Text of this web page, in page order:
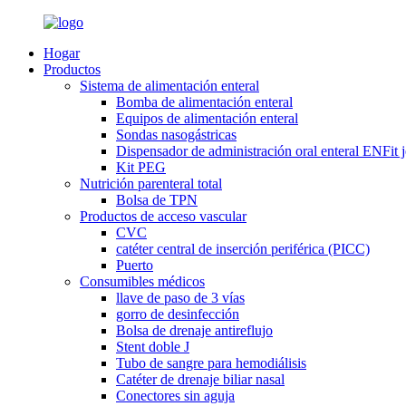
Hogar
Productos
Sistema de alimentación enteral
Bomba de alimentación enteral
Equipos de alimentación enteral
Sondas nasogástricas
Dispensador de administración oral enteral ENFit
Kit PEG
Nutrición parenteral total
Bolsa de TPN
Productos de acceso vascular
CVC
catéter central de inserción periférica (PICC)
Puerto
Consumibles médicos
llave de paso de 3 vías
gorro de desinfección
Bolsa de drenaje antireflujo
Stent doble J
Tubo de sangre para hemodiálisis
Catéter de drenaje biliar nasal
Conectores sin aguja